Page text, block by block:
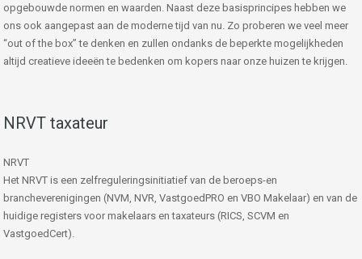
opgebouwde normen en waarden. Naast deze basisprincipes hebben we
ons ook aangepast aan de moderne tijd van nu. Zo proberen we veel meer
“out of the box” te denken en zullen ondanks de beperkte mogelijkheden
altijd creatieve ideeën te bedenken om kopers naar onze huizen te krijgen.
NRVT taxateur
NRVT
Het NRVT is een zelfreguleringsinitiatief van de beroeps-en
brancheverenigingen (NVM, NVR, VastgoedPRO en VBO Makelaar) en van de
huidige registers voor makelaars en taxateurs (RICS, SCVM en
VastgoedCert).